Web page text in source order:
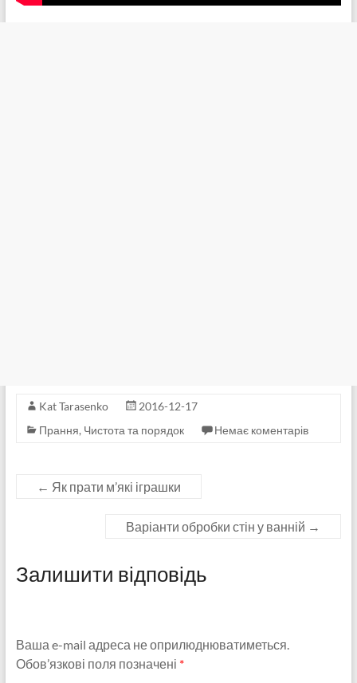
Kat Tarasenko
2016-12-17
Прання, Чистота та порядок Немає коментарів
← Як прати м’які іграшки
Варіанти обробки стін у ванній →
Залишити відповідь
Ваша e-mail адреса не оприлюднюватиметься.
Обов’язкові поля позначені *